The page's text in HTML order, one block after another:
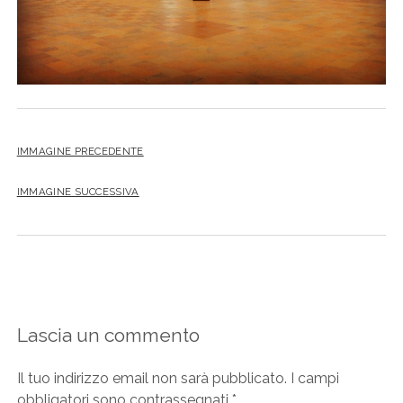
IMMAGINE PRECEDENTE
IMMAGINE SUCCESSIVA
Lascia un commento
Il tuo indirizzo email non sarà pubblicato. I campi